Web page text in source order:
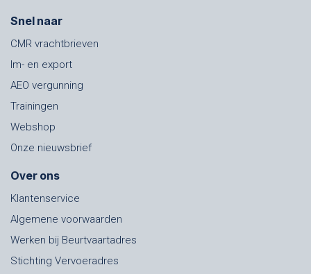
Snel naar
CMR vrachtbrieven
Im- en export
AEO vergunning
Trainingen
Webshop
Onze nieuwsbrief
Over ons
Klantenservice
Algemene voorwaarden
Werken bij Beurtvaartadres
Stichting Vervoeradres